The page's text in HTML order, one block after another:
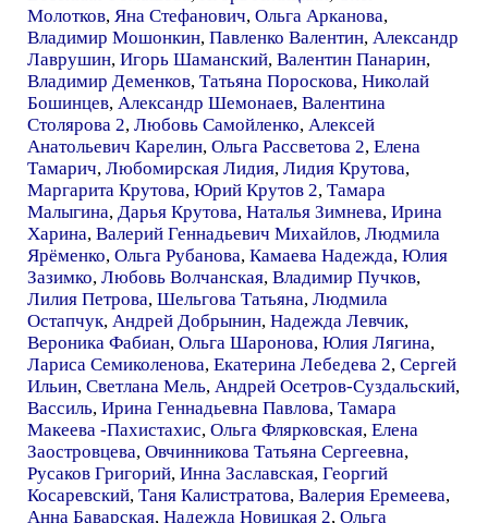
Молотков, Яна Стефанович, Ольга Арканова,
Владимир Мошонкин, Павленко Валентин, Александр
Лаврушин, Игорь Шаманский, Валентин Панарин,
Владимир Деменков, Татьяна Пороскова, Николай
Бошинцев, Александр Шемонаев, Валентина
Столярова 2, Любовь Самойленко, Алексей
Анатольевич Карелин, Ольга Рассветова 2, Елена
Тамарич, Любомирская Лидия, Лидия Крутова,
Маргарита Крутова, Юрий Крутов 2, Тамара
Малыгина, Дарья Крутова, Наталья Зимнева, Ирина
Харина, Валерий Геннадьевич Михайлов, Людмила
Ярёменко, Ольга Рубанова, Камаева Надежда, Юлия
Зазимко, Любовь Волчанская, Владимир Пучков,
Лилия Петрова, Шельгова Татьяна, Людмила
Остапчук, Андрей Добрынин, Надежда Левчик,
Вероника Фабиан, Ольга Шаронова, Юлия Лягина,
Лариса Семиколенова, Екатерина Лебедева 2, Сергей
Ильин, Светлана Мель, Андрей Осетров-Суздальский,
Вассиль, Ирина Геннадьевна Павлова, Тамара
Макеева -Пахистахис, Ольга Флярковская, Елена
Заостровцева, Овчинникова Татьяна Сергеевна,
Русаков Григорий, Инна Заславская, Георгий
Косаревский, Таня Калистратова, Валерия Еремеева,
Анна Баварская, Надежда Новицкая 2, Ольга